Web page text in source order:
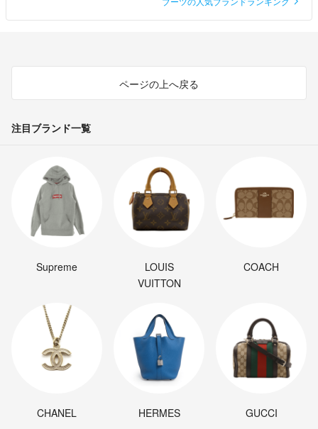
ページの上へ戻る
注目ブランド一覧
Supreme
LOUIS
VUITTON
COACH
CHANEL HERMES GUCCI